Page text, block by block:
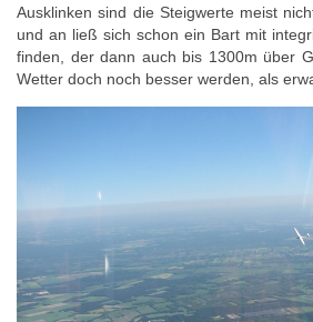
Ausklinken sind die Steigwerte meist
und an ließ sich schon ein Bart mit
finden, der dann auch bis 1300m über
Wetter doch noch besser werden, als